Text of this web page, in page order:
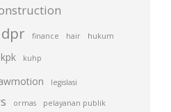
dpr finance hair hukum
kpk kuhp
legislasi
ormas pelayanan publik